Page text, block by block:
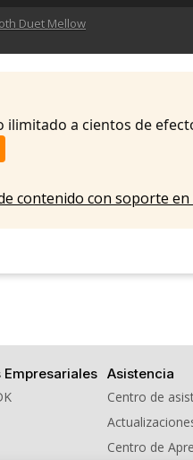
Duet Mellow
Song
ilimitado a cientos de
contenido con soporte en
Empresariales Asistencia
Centro de
Centro de